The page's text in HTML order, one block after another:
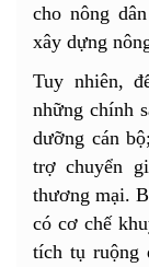
cho nông
xây dựng
Tuy nhiên,
những chính
dưỡng cán
trợ chuyển
thương mại.
có cơ chế
tích tụ ruộng